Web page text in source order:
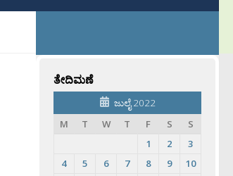
ತೇದಿಮಣೆ
ಜುಲೈ 2022
M
T W T F S
S
1
2
3
4
5 6 7 8 9
10